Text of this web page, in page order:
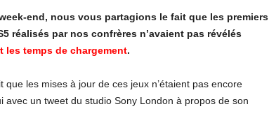
end, nous vous partagions le fait que les premiers
réalisés par nos confrères n’avaient pas révélés
les temps de chargement.
que les mises à jour de ces jeux n’étaient pas encore
avec un tweet du studio Sony London à propos de son